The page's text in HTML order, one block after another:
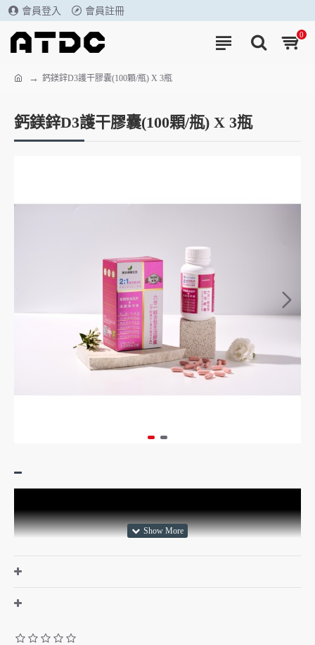
會員登入 會員註冊
0
鈣鎂鋅D3護干膠囊(100顆/瓶) X 3瓶
鈣鎂鋅D3護干膠囊(100顆/瓶) X 3瓶